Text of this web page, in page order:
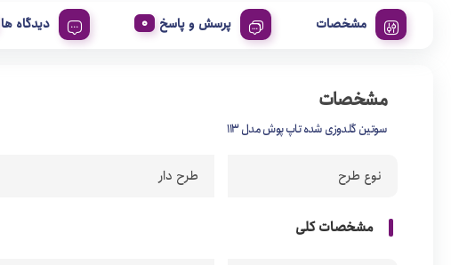
مشخصات پرسش و پاسخ دیدگاه ها
مشخصات
سوتین گلدوزی شده تاپ پوش مدل 113
نوع طرح طرح دار
مشخصات کلی